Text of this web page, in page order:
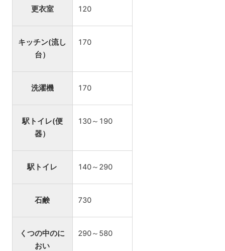
更衣室 120
キッチン(流し
台）
170
洗濯機 170
駅トイレ(便
器）
130～190
駅トイレ 140～290
石鹸 730
くつの中のに
おい
290～580